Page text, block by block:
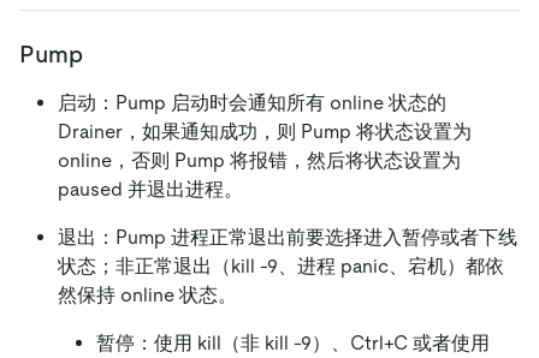
Pump
启动：Pump 启动时会通知所有 online 状态的
Drainer，如果通知成功，则 Pump 将状态设置为
online，否则 Pump 将报错，然后将状态设置为
paused 并退出进程。
退出：Pump 进程正常退出前要选择进入暂停或者下线
状态；非正常退出（kill -9、进程 panic、宕机）都依
然保持 online 状态。
暂停：使用 kill（非 kill -9）、Ctrl+C 或者使用